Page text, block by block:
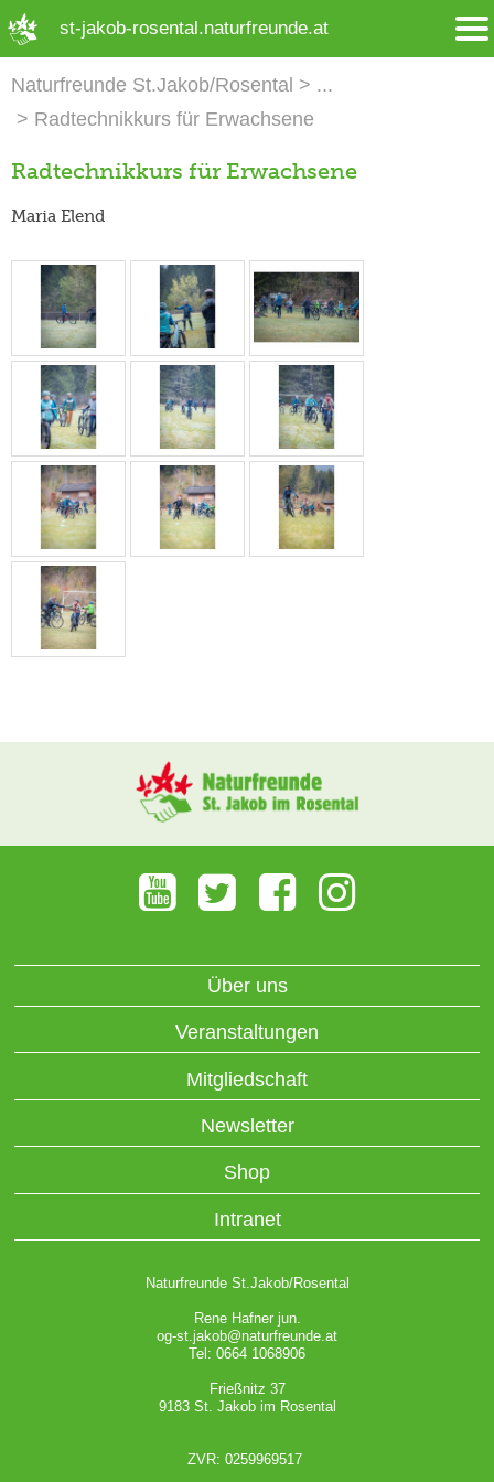
st-jakob-rosental.naturfreunde.at
Naturfreunde St.Jakob/Rosental
Radtechnikkurs für Erwachsene
Radtechnikkurs für Erwachsene
Maria Elend
Über uns
Veranstaltungen
Mitgliedschaft
Newsletter
Shop
Intranet
Naturfreunde St.Jakob/Rosental
Rene Hafner jun.
og-st.jakob@naturfreunde.at
Tel: 0664 1068906
Frießnitz 37
9183 St. Jakob im Rosental
ZVR: 0259969517